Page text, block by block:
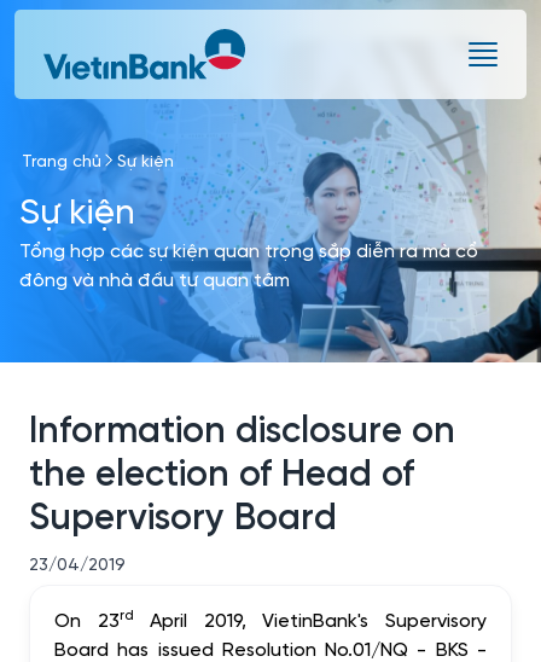
Skip to Main Content
Trang chủ Sự kiện
Sự kiện
Tổng hợp các sự kiện quan trọng sắp diễn ra mà cổ
đông và nhà đầu tư quan tâm
Information disclosure on
the election of Head of
Supervisory Board
23/04/2019
On 23rd
April 2019, VietinBank's Supervisory
Board has issued Resolution No.01/NQ - BKS -